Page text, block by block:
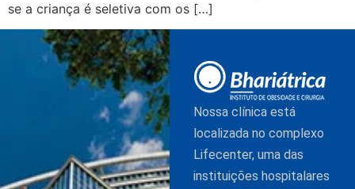
se a criança é seletiva com os […]
Nossa clínica está
localizada no complexo
Lifecenter, uma das
instituições hospitalares